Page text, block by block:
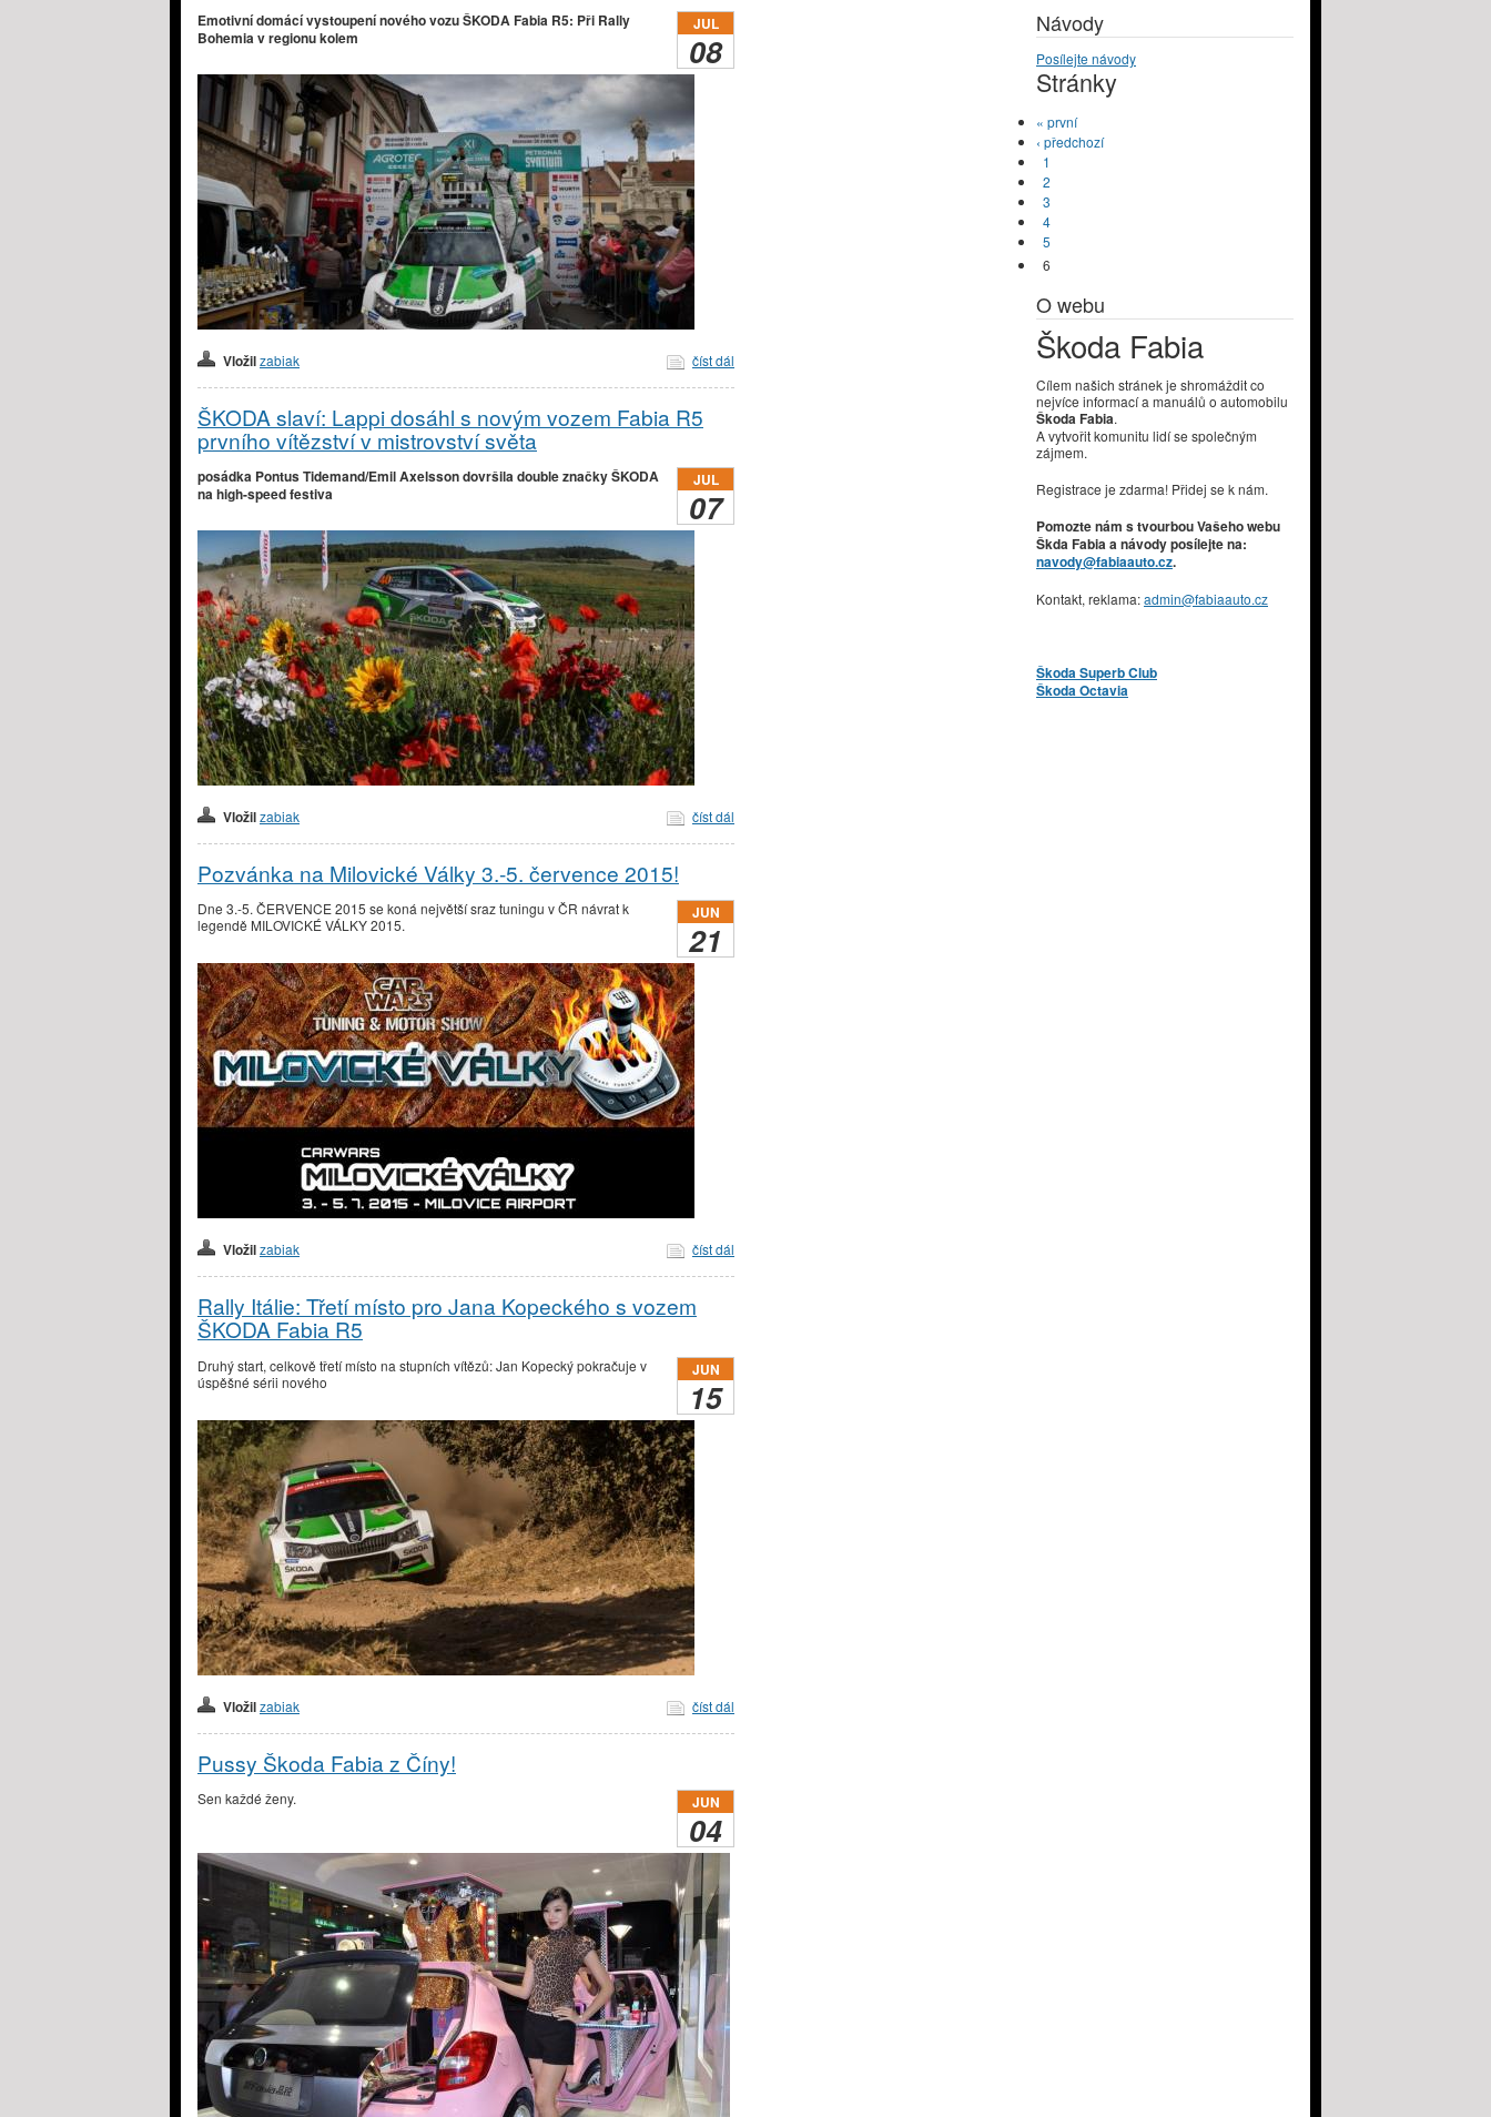
JUL
08
Emotivní domácí vystoupení nového vozu ŠKODA Fabia R5: Při Rally
Bohemia v regionu kolem
Vložilzabiak číst dál
ŠKODA slaví: Lappi dosáhl s novým vozem Fabia R5
prvního vítězství v mistrovství světa
JUL
07
posádka Pontus Tidemand/Emil Axelsson dovršila double značky ŠKODA
na high-speed festiva
Vložilzabiak číst dál
Pozvánka na Milovické Války 3.-5. července 2015!
JUN
21
Dne 3.-5. ČERVENCE 2015 se koná největší sraz tuningu v ČR návrat k
legendě MILOVICKÉ VÁLKY 2015.
Vložilzabiak číst dál
Rally Itálie: Třetí místo pro Jana Kopeckého s vozem
ŠKODA Fabia R5
JUN
15
Druhý start, celkově třetí místo na stupních vítězů: Jan Kopecký pokračuje v
úspěšné sérii nového
Vložilzabiak číst dál
Pussy Škoda Fabia z Číny!
JUN
04
Sen každé ženy.
Návody
Posílejte návody
Stránky
« první
‹ předchozí
1
2
3
4
5
6
O webu
Škoda Fabia
Cílem našich stránek je shromáždit co
nejvíce informací a manuálů o automobilu
Škoda Fabia.
A vytvořit komunitu lidí se společným
zájmem.
Registrace je zdarma! Přidej se k nám.
Pomozte nám s tvourbou Vašeho webu
Škda Fabia a návody posílejte na:
navody@fabiaauto.cz.
Kontakt, reklama:admin@fabiaauto.cz
Škoda Superb Club
Škoda Octavia